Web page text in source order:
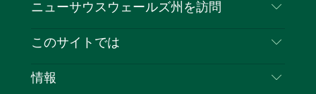
ェ
ス
ッ
イ
タ
ー
ン
ン
レ
ト
ニューサウスウェールズ州を訪問
お問い合わせ
このサイトでは
目的地
情報